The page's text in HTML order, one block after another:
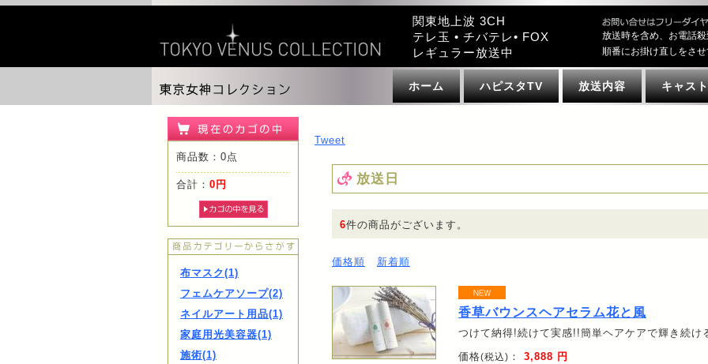
関東地上波 3CH
テレ玉 • チバテレ• FOX
レギュラー放送中
放送時を含め、お電話
順番にお掛け直しをさ
ホーム ハピスタTV 放送内容 キャスト
商品数：0点
合計： 0円
布マスク(1)
フェムケアソープ(2)
ネイルアート用品(1)
家庭用光美容器(1)
施術(1)
Tweet
放送日
6件の商品がございます。
価格順 新着順
香草バウンスヘアセラム花と風
つけて納得!続けて実感!!簡単ヘアケアで輝き続け
価格(税込) ： 3,888 円